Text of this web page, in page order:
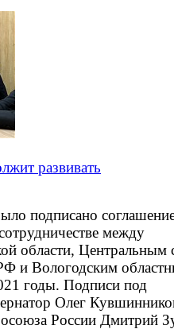
развивать
подписано
между
области, Центральным
и Вологодским
годы. Подписи под
Олег
России Дмитрий